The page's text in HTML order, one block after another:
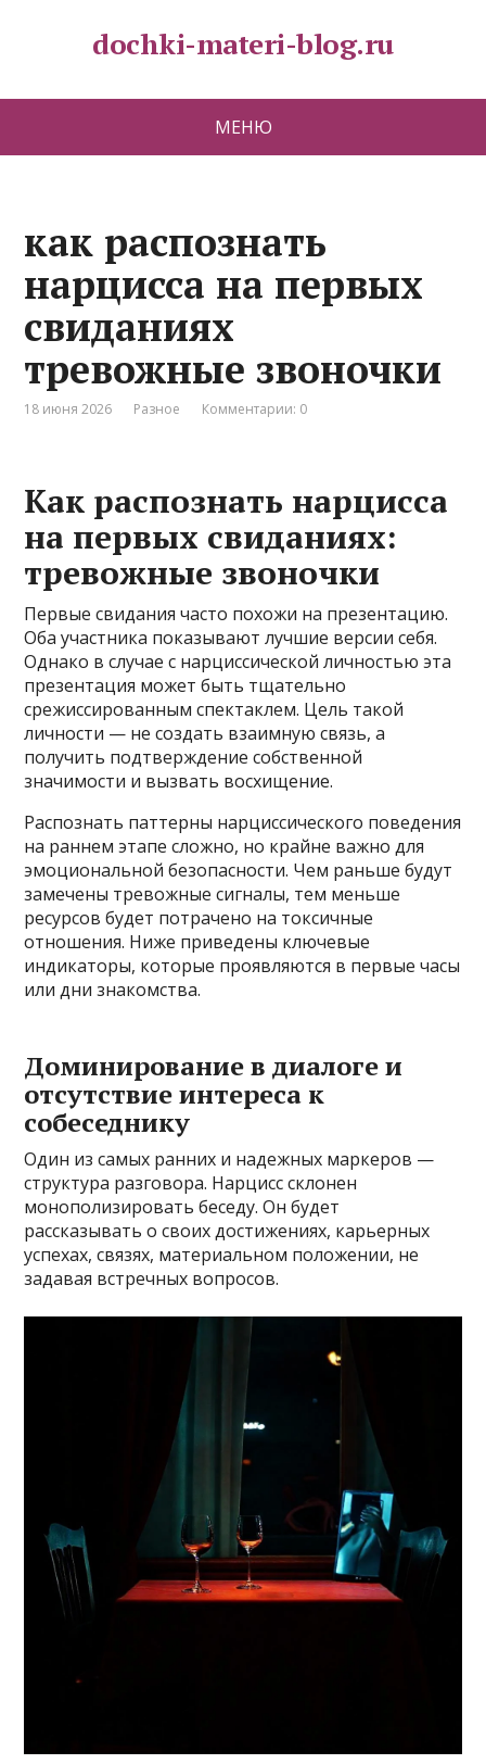
dochki-materi-blog.ru
МЕНЮ
как распознать
нарцисса на первых
свиданиях
тревожные звоночки
18 июня 2026 Разное Комментарии: 0
Как распознать нарцисса
на первых свиданиях:
тревожные звоночки
Первые свидания часто похожи на презентацию.
Оба участника показывают лучшие версии себя.
Однако в случае с нарциссической личностью эта
презентация может быть тщательно
срежиссированным спектаклем. Цель такой
личности — не создать взаимную связь, а
получить подтверждение собственной
значимости и вызвать восхищение.
Распознать паттерны нарциссического поведения
на раннем этапе сложно, но крайне важно для
эмоциональной безопасности. Чем раньше будут
замечены тревожные сигналы, тем меньше
ресурсов будет потрачено на токсичные
отношения. Ниже приведены ключевые
индикаторы, которые проявляются в первые часы
или дни знакомства.
Доминирование в диалоге и
отсутствие интереса к
собеседнику
Один из самых ранних и надежных маркеров —
структура разговора. Нарцисс склонен
монополизировать беседу. Он будет
рассказывать о своих достижениях, карьерных
успехах, связях, материальном положении, не
задавая встречных вопросов.